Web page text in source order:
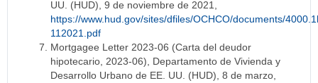
UU. (HUD), 9 de noviembre de 2021,
https://www.hud.gov/sites/dfiles/OCHCO/documents/
112021.pdf
Mortgagee Letter 2023-06 (Carta del deudor
hipotecario, 2023-06), Departamento de Vivienda y
Desarrollo Urbano de EE. UU. (HUD), 8 de marzo,